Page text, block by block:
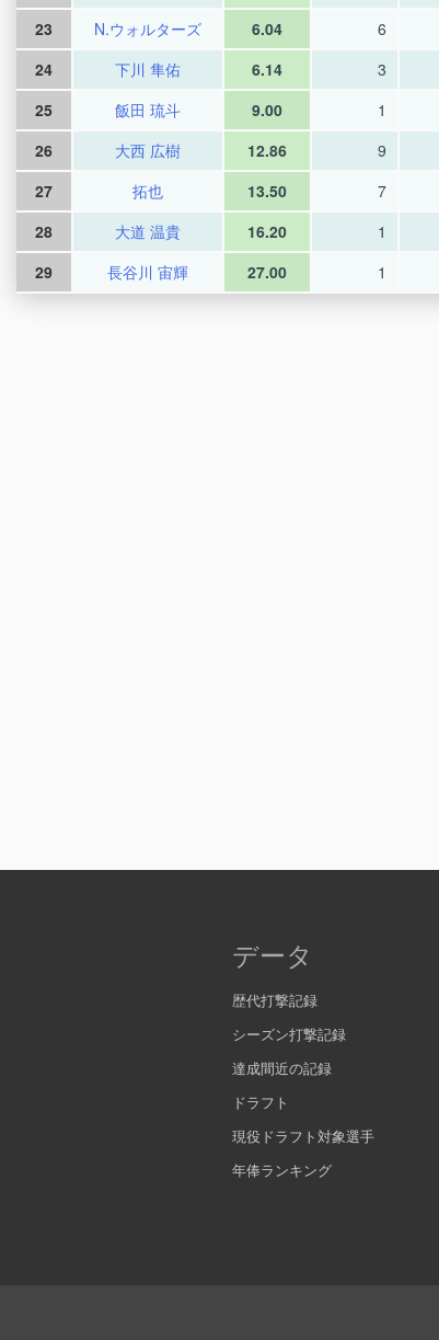
23
N.ウォルターズ 6.04 6
24
下川 隼佑 6.14 3
25
飯田 琉斗 9.00 1
26
大西 広樹 12.86 9
27
拓也 13.50 7
28
大道 温貴 16.20 1
29
長谷川 宙輝 27.00 1
データ
歴代打撃記録
シーズン打撃記録
達成間近の記録
ドラフト
現役ドラフト対象選手
年俸ランキング